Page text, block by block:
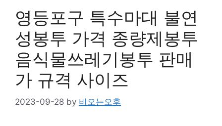
영등포구 특수마대 불연
성봉투 가격 종량제봉투
음식물쓰레기봉투 판매
가 규격 사이즈
2023-09-28 by 비오는오후